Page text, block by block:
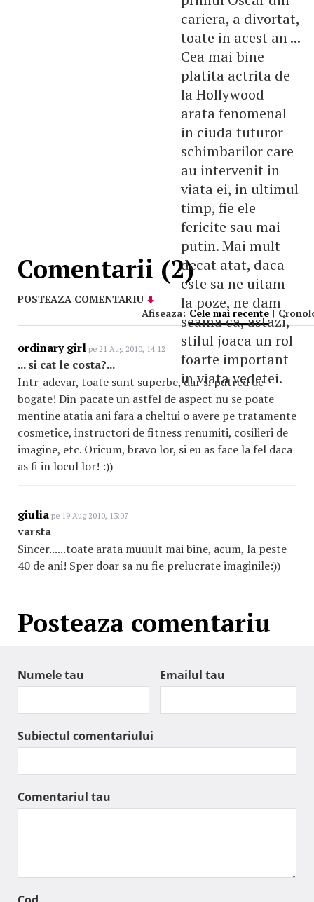
cariera, a divortat,
toate in acest an ...
Cea mai bine
platita actrita de
la Hollywood
arata fenomenal
in ciuda tuturor
schimbarilor care
au intervenit in
viata ei, in ultimul
timp, fie ele
fericite sau mai
putin. Mai mult
decat atat, daca
este sa ne uitam
la poze, ne dam
seama ca, astazi,
stilul joaca un rol
foarte important
in viata vedetei.
Comentarii (2)
POSTEAZA COMENTARIU
Afiseaza: Cele mai recente |
ordinary girl pe 21 Aug 2010, 14:12
... si cat le costa?...
Intr-adevar, toate sunt superbe, dar si putred de
bogate! Din pacate un astfel de aspect nu se poate
mentine atatia ani fara a cheltui o avere pe tratamente
cosmetice, instructori de fitness renumiti, cosilieri de
imagine, etc. Oricum, bravo lor, si eu as face la fel daca
as fi in locul lor! :))
giulia pe 19 Aug 2010, 13:07
varsta
Sincer......toate arata muuult mai bine, acum, la peste
40 de ani! Sper doar sa nu fie prelucrate imaginile:))
Posteaza comentariu
Numele tau Emailul tau
Subiectul comentariului
Comentariul tau